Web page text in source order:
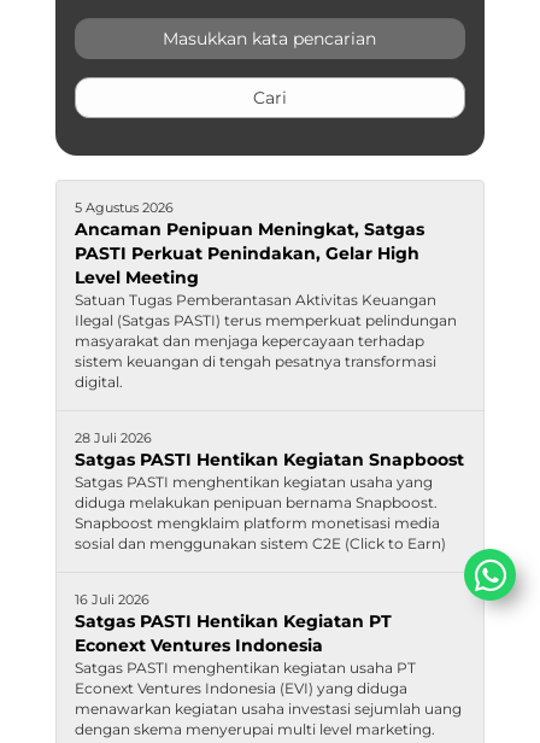
Karir
5 Agustus 2026
Ancaman Penipuan Meningkat, Satgas
PASTI Perkuat Penindakan, Gelar High
Level Meeting
Satuan Tugas Pemberantasan Aktivitas Keuangan
Ilegal (Satgas PASTI) terus memperkuat pelindungan
masyarakat dan menjaga kepercayaan terhadap
sistem keuangan di tengah pesatnya transformasi
digital.
28 Juli 2026
Satgas PASTI Hentikan Kegiatan Snapboost
Satgas PASTI menghentikan kegiatan usaha yang
diduga melakukan penipuan bernama Snapboost.
Snapboost mengklaim platform monetisasi media
sosial dan menggunakan sistem C2E (Click to Earn)
16 Juli 2026
Satgas PASTI Hentikan Kegiatan PT
Econext Ventures Indonesia
Satgas PASTI menghentikan kegiatan usaha PT
Econext Ventures Indonesia (EVI) yang diduga
menawarkan kegiatan usaha investasi sejumlah uang
dengan skema menyerupai multi level marketing.